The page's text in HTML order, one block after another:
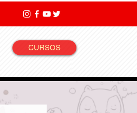
CURSOS